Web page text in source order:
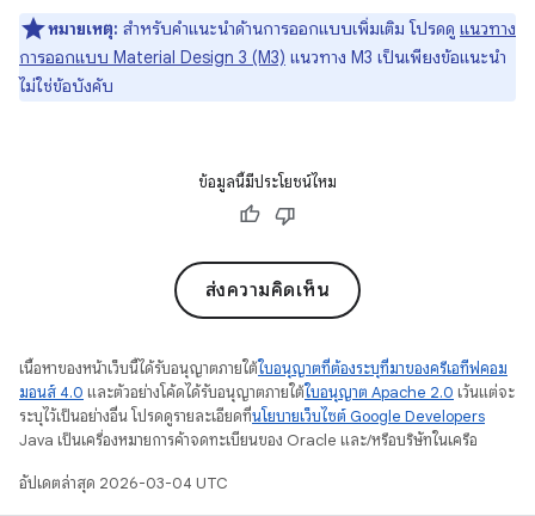
หมายเหตุ: สำหรับคำแนะนำด้านการออกแบบเพิ่มเติม โปรดดู แนวทาง
การออกแบบ Material Design 3 (M3) แนวทาง M3 เป็นเพียงข้อแนะนำ
ไม่ใช่ข้อบังคับ
ข้อมูลนี้มีประโยชน์ไหม
ส่งความคิดเห็น
เนื้อหาของหน้าเว็บนี้ได้รับอนุญาตภายใต้ใบอนุญาตที่ต้องระบุที่มาของครีเอทีฟคอม
มอนส์ 4.0 และตัวอย่างโค้ดได้รับอนุญาตภายใต้ใบอนุญาต Apache 2.0 เว้นแต่จะ
ระบุไว้เป็นอย่างอื่น โปรดดูรายละเอียดที่นโยบายเว็บไซต์ Google Developers
Java เป็นเครื่องหมายการค้าจดทะเบียนของ Oracle และ/หรือบริษัทในเครือ
อัปเดตล่าสุด 2026-03-04 UTC